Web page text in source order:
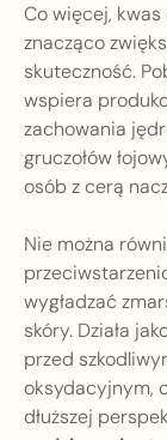
Co więcej,
znacząco
skuteczność.
wspiera
zachowania
gruczołów
osób z cerą
Nie można
wygładzać
skóry. Działa
przed
oksydacyjnym,
dłuższej